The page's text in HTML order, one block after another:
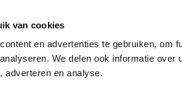
van cookies
en advertenties te gebruiken, om
We delen ook informatie over
adverteren en analyse.